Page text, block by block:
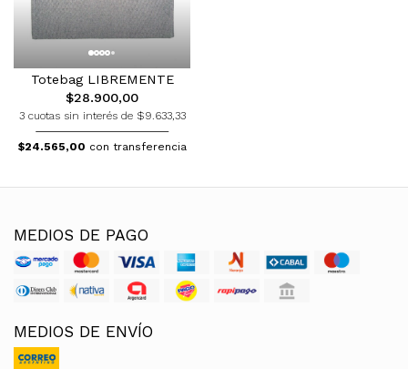
Totebag LIBREMENTE
$28.900,00
3 cuotas sin interés de $9.633,33
$24.565,00 con transferencia
MEDIOS DE PAGO
MEDIOS DE ENVÍO